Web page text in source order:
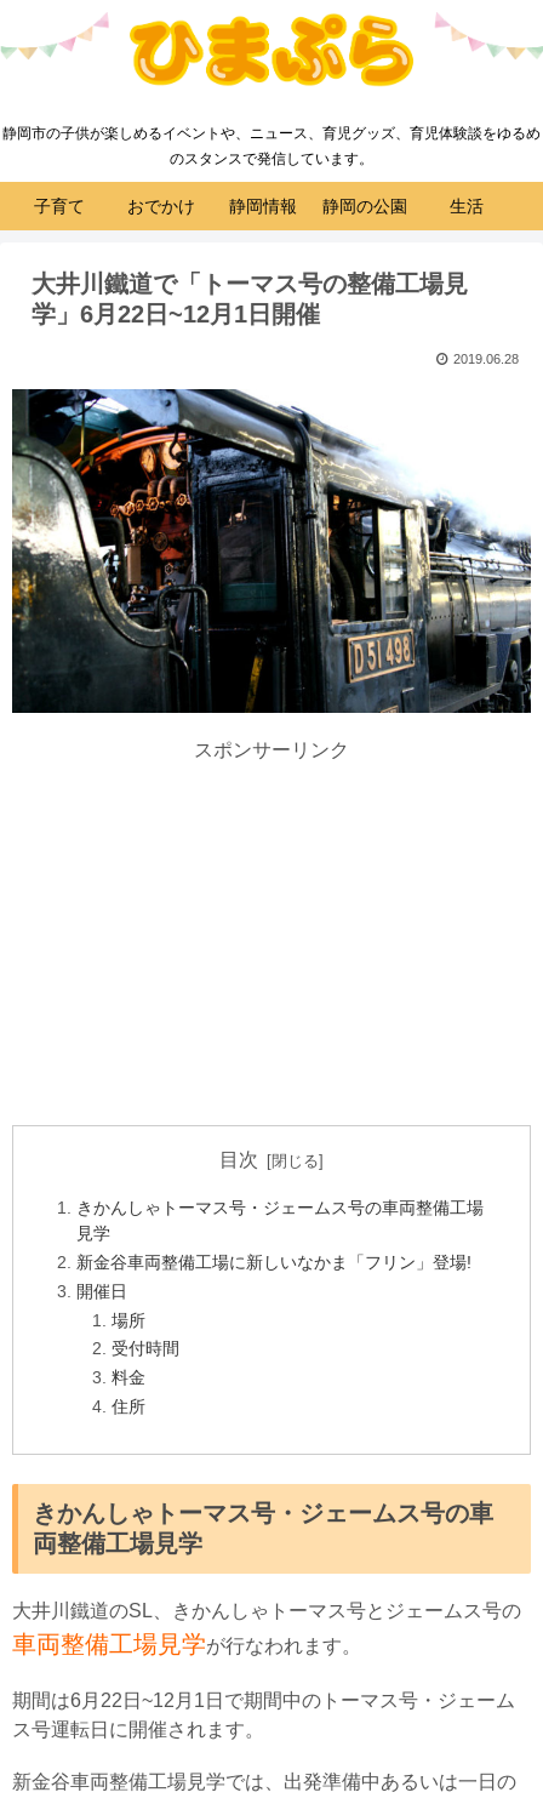
静岡市の子供が楽しめるイベントや、ニュース、育児グッズ、育児体験談をゆるめ
のスタンスで発信しています。
子育て おでかけ 静岡情報 静岡の公園 生活
大井川鐵道で「トーマス号の整備工場見
学」6月22日~12月1日開催
2019.06.28
スポンサーリンク
目次
きかんしゃトーマス号・ジェームス号の車両整備工場
見学
新金谷車両整備工場に新しいなかま「フリン」登場!
開催日
場所
受付時間
料金
住所
きかんしゃトーマス号・ジェームス号の車
両整備工場見学
大井川鐵道のSL、きかんしゃトーマス号とジェームス号の
車両整備工場見学が行なわれます。
期間は6月22日~12月1日で期間中のトーマス号・ジェーム
ス号運転日に開催されます。
新金谷車両整備工場見学では、出発準備中あるいは一日の